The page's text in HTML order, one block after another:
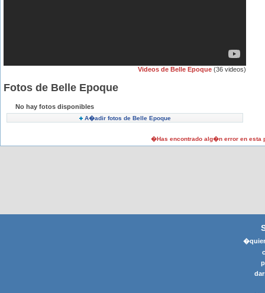
Videos de Belle Epoque (36 videos)
Fotos de Belle Epoque
No hay fotos disponibles
A�adir fotos de Belle Epoque
�Has encontrado alg�n error en esta